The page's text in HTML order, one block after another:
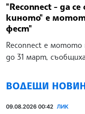
"Reconnect - да
киното" e
фест"
Reconnect e мотото
до 31 март,
ВОДЕЩИ
09.08.2026 00:42 ЛИК